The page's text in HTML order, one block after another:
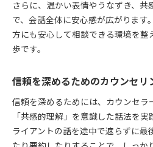
さらに、温かい表情やうなずき、共
で、会話全体に安心感が広がります
方にも安心して相談できる環境を整
歩です。
信頼を深めるためのカウンセリ
信頼を深めるためには、カウンセラ
「共感的理解」を意識した話法を
ライアントの話を途中で遮らずに最